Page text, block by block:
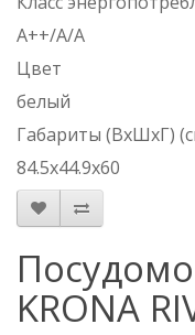
A++/A/A
Цвет
белый
Габариты (ВxШxГ)
84.5x44.9x60
KRONA